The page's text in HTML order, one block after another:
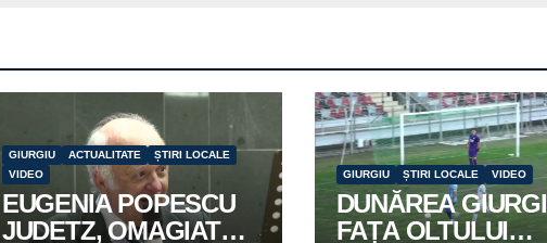
GIURGIU ACTUALITATE
ȘTIRI LOCALE
VIDEO
EUGENIA POPESCU
JUDETZ, OMAGIATĂ
GIURGIU ȘTIRI LOCALE VIDEO
DUNĂREA
FAȚA OLTULUI